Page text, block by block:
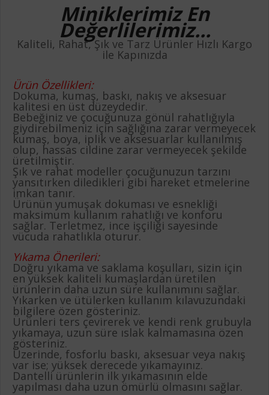
Miniklerimiz En
Değerlilerimiz...
Kaliteli, Rahat, Şık ve Tarz Ürünler Hızlı Kargo
ile Kapınızda
Ürün Özellikleri:
Dokuma, kumaş, baskı, nakış ve aksesuar
kalitesi en üst düzeydedir.
Bebeğiniz ve çocuğunuza gönül rahatlığıyla
giydirebilmeniz için sağlığına zarar vermeyecek
kumaş, boya, iplik ve aksesuarlar kullanılmış
olup, hassas cildine zarar vermeyecek şekilde
üretilmiştir.
Şık ve rahat modeller çocuğunuzun tarzını
yansıtırken diledikleri gibi hareket etmelerine
imkan tanır.
Ürünün yumuşak dokuması ve esnekliği
maksimum kullanım rahatlığı ve konforu
sağlar. Terletmez, ince işçiliği sayesinde
vücuda rahatlıkla oturur.
Yıkama Önerileri:
Doğru yıkama ve saklama koşulları, sizin için
en yüksek kaliteli kumaşlardan üretilen
ürünlerin daha uzun süre kullanımını sağlar.
Yıkarken ve ütülerken kullanım kılavuzundaki
bilgilere özen gösteriniz.
Ürünleri ters çevirerek ve kendi renk grubuyla
yıkamaya, uzun süre ıslak kalmamasına özen
gösteriniz.
Üzerinde, fosforlu baskı, aksesuar veya nakış
var ise; yüksek derecede yıkamayınız.
Dantelli ürünlerin ilk yıkamasının elde
yapılması daha uzun ömürlü olmasını sağlar.